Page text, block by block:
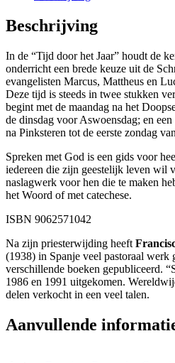
Beschrijving
In de “Tijd door het Jaar” houdt de
onderricht een brede keuze uit de
evangelisten Marcus, Mattheus en
Deze tijd is steeds in twee stukken
begint met de maandag na het
de dinsdag voor Aswoensdag; en
na Pinksteren tot de eerste zondag
Spreken met God is een gids voor
iedereen die zijn geestelijk leven wil
naslagwerk voor hen die te maken
het Woord of met catechese.
ISBN 9062571042
Na zijn priesterwijding heeft
(1938) in Spanje veel pastoraal werk
verschillende boeken gepubliceerd.
1986 en 1991 uitgekomen.
delen verkocht in een veel talen.
Aanvullende